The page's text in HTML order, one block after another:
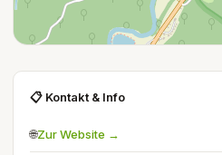
📋 Kontakt & Info
🌐Zur Website →